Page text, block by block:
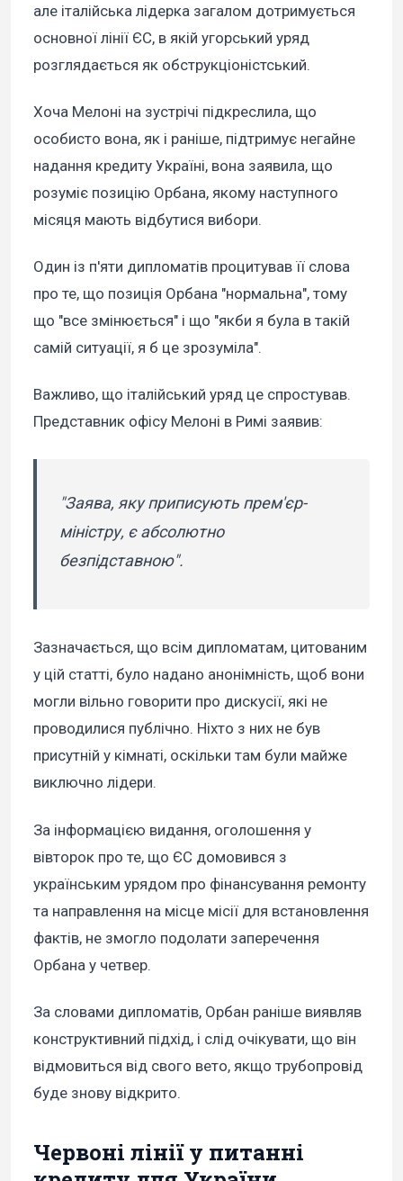
але італійська лідерка загалом дотримується
основної лінії ЄС, в якій угорський уряд
розглядається як обструкціоністський.
Хоча Мелоні на зустрічі підкреслила, що
особисто вона, як і раніше, підтримує негайне
надання кредиту Україні, вона заявила, що
розуміє позицію Орбана, якому наступного
місяця мають відбутися вибори.
Один із п'яти дипломатів процитував її слова
про те, що позиція Орбана "нормальна", тому
що "все змінюється" і що "якби я була в такій
самій ситуації, я б це зрозуміла".
Важливо, що італійський уряд це спростував.
Представник офісу Мелоні в Римі заявив:
"Заява, яку приписують прем'єр-
міністру, є абсолютно
безпідставною".
Зазначається, що всім дипломатам, цитованим
у цій статті, було надано анонімність, щоб вони
могли вільно говорити про дискусії, які не
проводилися публічно. Ніхто з них не був
присутній у кімнаті, оскільки там були майже
виключно лідери.
За інформацією видання, оголошення у
вівторок про те, що ЄС домовився з
українським урядом про фінансування ремонту
та направлення на місце місії для встановлення
фактів, не змогло подолати заперечення
Орбана у четвер.
За словами дипломатів, Орбан раніше виявляв
конструктивний підхід, і слід очікувати, що він
відмовиться від свого вето, якщо трубопровід
буде знову відкрито.
Червоні лінії у питанні